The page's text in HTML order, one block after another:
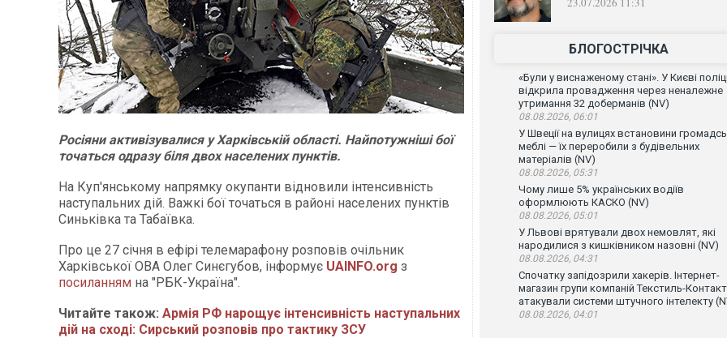
Росіяни активізувалися у Харківській області. Найпотужніші бої
точаться одразу біля двох населених пунктів.
На Куп'янському напрямку окупанти відновили інтенсивність
наступальних дій. Важкі бої точаться в районі населених пунктів
Синьківка та Табаївка.
Про це 27 січня в ефірі телемарафону розповів очільник
Харківської ОВА Олег Синєгубов, інформує UAINFO.org з
посиланням на "РБК-Україна".
Читайте також: Армія РФ нарощує інтенсивність наступальних
дій на сході: Сирський розповів про тактику ЗСУ
БЛОГОСТРІЧКА
«Були у виснаженому стані». У Києві
відкрила провадження через неналежне
утримання 32 доберманів (NV)
08.08.2026, 06:01
У Швеції на вулицях встановини
меблі — їх переробили з будівельних
матеріалів (NV)
08.08.2026, 05:31
Чому лише 5% українських водіїв
оформлюють КАСКО (NV)
08.08.2026, 05:01
У Львові врятували двох немовлят, які
народилися з кишківником назовні (NV)
08.08.2026, 04:31
Спочатку запідозрили хакерів. Інтернет-
магазин групи компаній Текстиль-Контакт
атакували системи штучного інтелекту
08.08.2026, 04:01